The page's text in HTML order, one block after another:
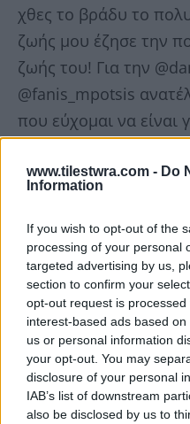
www.tilestwra.com - Do
Information
If you wish to opt-out of the
processing of your personal
targeted advertising by us,
section to confirm your
opt-out request is
interest-based ads based
us or personal information
your opt-out. You may
disclosure of your personal
IAB’s list of downstream
also be disclosed by us to
χθες το βράδυ το
ζωής μου έζησε την
ζωής του! Για την
@fanis_mpotsis
που εύχομαι να είναι
Βίκυ Σταυροπούλου.
Δείτε την